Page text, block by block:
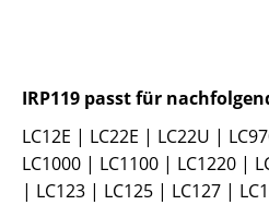
IRP119 passt für
LC12E | LC22E | LC22U |
LC1000 | LC1100 | LC1220 |
| LC123 | LC125 | LC127 |